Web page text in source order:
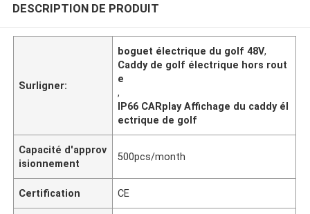
DESCRIPTION DE PRODUIT
Surligner:
boguet électrique du golf 48V,
Caddy de golf électrique hors rout
e
,
IP66 CARplay Affichage du caddy él
ectrique de golf
Capacité d'approv
isionnement
500pcs/month
Certification CE